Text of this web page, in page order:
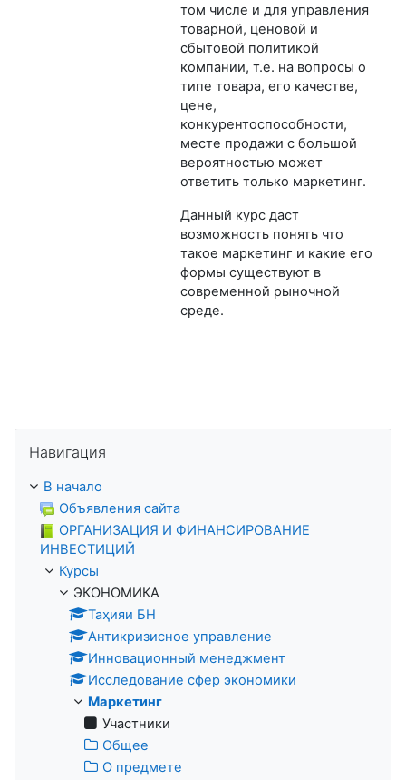
том числе и для управления
товарной, ценовой и
сбытовой политикой
компании, т.е. на вопросы о
типе товара, его качестве,
цене,
конкурентоспособности,
месте продажи с большой
вероятностью может
ответить только маркетинг.
Данный курс даст
возможность понять что
такое маркетинг и какие его
формы существуют в
современной рыночной
среде.
Навигация
В начало
Объявления сайта
ОРГАНИЗАЦИЯ И ФИНАНСИРОВАНИЕ
ИНВЕСТИЦИЙ
Курсы
ЭКОНОМИКА
Таҳияи БН
Антикризисное управление
Инновационный менеджмент
Исследование сфер экономики
Маркетинг
Участники
Общее
О предмете